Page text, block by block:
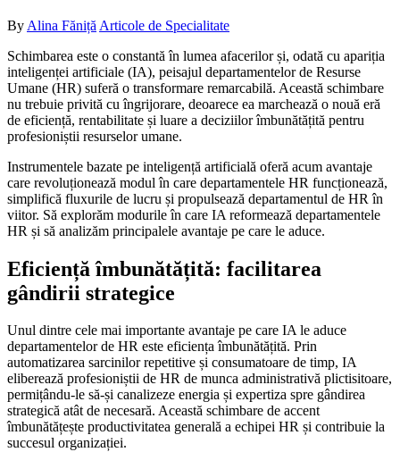
By Alina Făniță Articole de Specialitate
Schimbarea este o constantă în lumea afacerilor și, odată cu apariția
inteligenței artificiale (IA), peisajul departamentelor de Resurse
Umane (HR) suferă o transformare remarcabilă. Această schimbare
nu trebuie privită cu îngrijorare, deoarece ea marchează o nouă eră
de eficiență, rentabilitate și luare a deciziilor îmbunătățită pentru
profesioniștii resurselor umane.
Instrumentele bazate pe inteligență artificială oferă acum avantaje
care revoluționează modul în care departamentele HR funcționează,
simplifică fluxurile de lucru și propulsează departamentul de HR în
viitor. Să explorăm modurile în care IA reformează departamentele
HR și să analizăm principalele avantaje pe care le aduce.
Eficiență îmbunătățită: facilitarea
gândirii strategice
Unul dintre cele mai importante avantaje pe care IA le aduce
departamentelor de HR este eficiența îmbunătățită. Prin
automatizarea sarcinilor repetitive și consumatoare de timp, IA
eliberează profesioniștii de HR de munca administrativă plictisitoare,
permițându-le să-și canalizeze energia și expertiza spre gândirea
strategică atât de necesară. Această schimbare de accent
îmbunătățește productivitatea generală a echipei HR și contribuie la
succesul organizației.